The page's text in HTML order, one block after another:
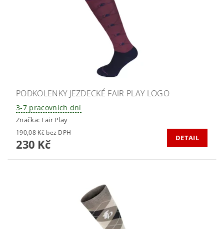
PODKOLENKY JEZDECKÉ FAIR PLAY LOGO
3-7 pracovních dní
Značka: Fair Play
190,08 Kč bez DPH
230 Kč DETAIL